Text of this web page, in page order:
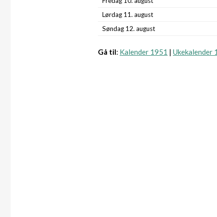
Lørdag 11. august
Søndag 12. august
Gå til: Kalender 1951 | Ukekalender